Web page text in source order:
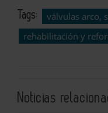
Tags: válvulas arco,
rehabilitación y
Noticias